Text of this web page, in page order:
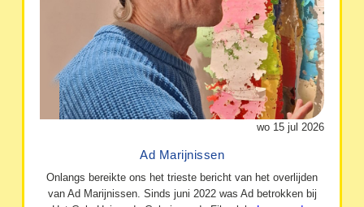
wo 15 jul 2026
Ad Marijnissen
Onlangs bereikte ons het trieste bericht van het overlijden
van Ad Marijnissen. Sinds juni 2022 was Ad betrokken bij